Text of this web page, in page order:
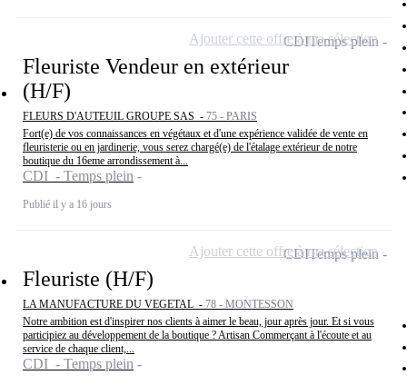
Fleuriste Vendeur en extérieur
(H/F)
FLEURS D'AUTEUIL GROUPE SAS - 75 - PARIS
Fort(e) de vos connaissances en végétaux et d'une expérience validée de vente en
fleuristerie ou en jardinerie, vous serez chargé(e) de l'étalage extérieur de notre
boutique du 16eme arrondissement à...
CDI - Temps plein
Publié il y a 16 jours
CDITemps plein
Ajouter cette offre à ma sélection
Fleuriste (H/F)
LA MANUFACTURE DU VEGETAL - 78 - MONTESSON
Notre ambition est d'inspirer nos clients à aimer le beau, jour après jour. Et si vous
participiez au développement de la boutique ? Artisan Commerçant à l'écoute et au
service de chaque client,...
CDI - Temps plein
CDITemps plein
Ajouter cette offre à ma sélection